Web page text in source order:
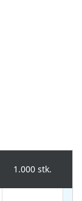
1.000 stk.